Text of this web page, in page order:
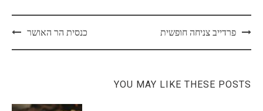
Postפרדייב צניחה חופשית כנסית הר האושר
YOU MAY LIKE THESE POSTS